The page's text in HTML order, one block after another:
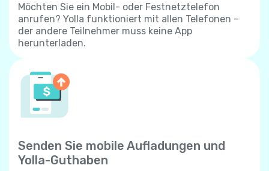
Möchten Sie ein Mobil- oder Festnetztelefon
anrufen? Yolla funktioniert mit allen Telefonen –
der andere Teilnehmer muss keine App
herunterladen.
Senden Sie mobile Aufladungen und
Yolla-Guthaben